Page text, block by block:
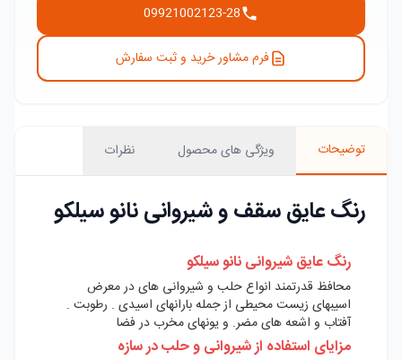
09921002123-28
فرم مشاور خرید و ثبت سفارش
توضیحات ویژگی های محصول نظرات
رنگ عایق سقف و شیروانی نانو سیلکو
رنگ عایق شیروانی نانو سیلکو
محافظ قدرتمند انواع حلب و شیروانی های در معرض
اسیبهای زیست محیطی از جمله بارانهای اسیدی . رطوبت .
آفتاب و اشعه های مضر. و یونهای مخرب در فضا
مزایای استفاده از شیروانی و حلب در سازه